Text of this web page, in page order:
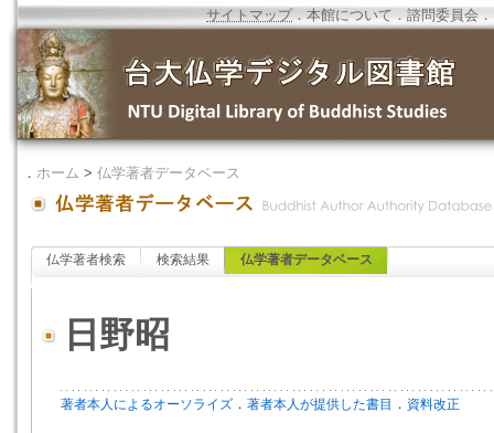
サイトマップ．本館について ．諮問委員会 ．
． ホーム > 仏学著者データベース
仏学著者検索 検索結果 仏学著者データベース
日野昭
著者本人によるオーソライズ ． 著者本人が提供した書目 ． 資料改正